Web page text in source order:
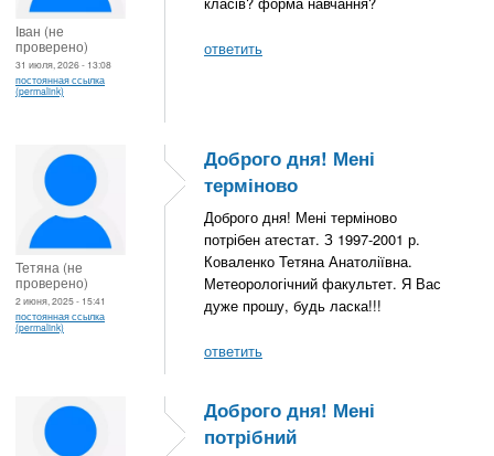
Іван (не
проверено)
31 июля, 2026 - 13:08
постоянная ссылка
(permalink)
ответить
Тетяна (не
проверено)
2 июня, 2025 - 15:41
постоянная ссылка
(permalink)
Доброго дня! Мені
терміново
Доброго дня! Мені терміново
потрібен атестат. З 1997-2001 р.
Коваленко Тетяна Анатоліївна.
Метеорологічний факультет. Я Вас
дуже прошу, будь ласка!!!
ответить
Доброго дня! Мені
потрібний